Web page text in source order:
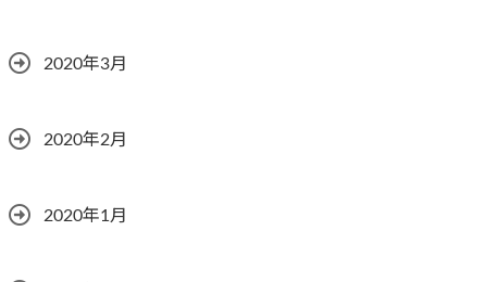
2020年3月
2020年2月
2020年1月